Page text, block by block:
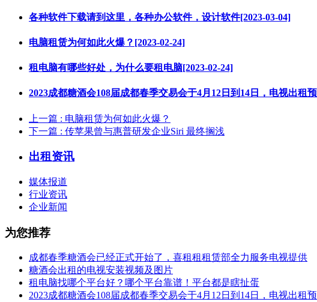
各种软件下载请到这里，各种办公软件，设计软件[2023-03-04]
电脑租赁为何如此火爆？[2023-02-24]
租电脑有哪些好处，为什么要租电脑[2023-02-24]
2023成都糖酒会108届成都春季交易会于4月12日到14日，电视出租
上一篇 : 电脑租赁为何如此火爆？
下一篇 : 传苹果曾与惠普研发企业Siri 最终搁浅
出租资讯
媒体报道
行业资讯
企业新闻
为您推荐
成都春季糖酒会已经正式开始了，喜租租租赁部全力服务电视提供
糖酒会出租的电视安装视频及图片
租电脑找哪个平台好？哪个平台靠谱！平台都是瞎扯蛋
2023成都糖酒会108届成都春季交易会于4月12日到14日，电视出租